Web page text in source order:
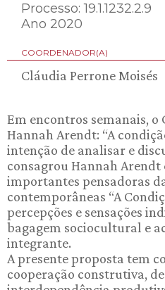
Processo: 19.1.1232.2.9
Ano 2020
COORDENADOR(A)
Cláudia Perrone Moisés
Em encontros semanais, o
Hannah Arendt: “A
intenção de analisar e
consagrou Hannah Arendt
importantes pensadoras
contemporâneas “A
percepções e sensações
bagagem sociocultural e
integrante.
A presente proposta tem
cooperação construtiva,